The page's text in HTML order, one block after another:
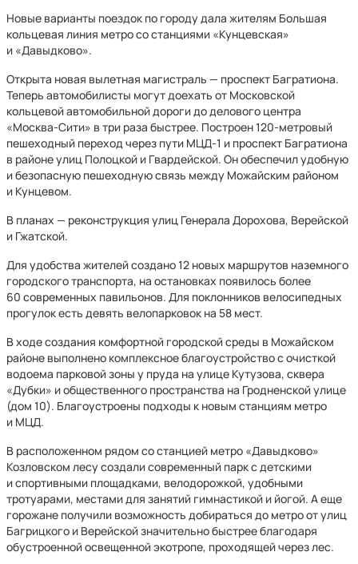
Новые варианты поездок по городу дала жителям Большая
кольцевая линия метро со станциями «Кунцевская»
и «Давыдково».
Открыта новая вылетная магистраль — проспект Багратиона.
Теперь автомобилисты могут доехать от Московской
кольцевой автомобильной дороги до делового центра
«Москва-Сити» в три раза быстрее. Построен 120-метровый
пешеходный переходчерез пути МЦД-1 и проспект Багратиона
в районе улиц Полоцкой и Гвардейской. Он обеспечил удобную
и безопасную пешеходную связь между Можайским районом
и Кунцевом.
В планах — реконструкция улиц Генерала Дорохова, Верейской
и Гжатской.
Для удобства жителей создано 12 новых маршрутов наземного
городского транспорта, на остановках появилось более
60 современных павильонов. Для поклонников велосипедных
прогулок есть девять велопарковок на 58 мест.
В ходе создания комфортной городской среды в Можайском
районе выполнено комплексное благоустройство с очисткой
водоема парковой зоны у пруда на улице Кутузова, сквера
«Дубки» и общественного пространства на Гродненской улице
(дом 10). Благоустроены подходы к новым станциям метро
и МЦД.
В расположенном рядом со станцией метро «Давыдково»
Козловском лесу создали современный парк с детскими
и спортивными площадками, велодорожкой, удобными
тротуарами, местами для занятий гимнастикой и йогой. А еще
горожане получили возможность добираться до метро от улиц
Багрицкого и Верейской значительно быстрее благодаря
обустроенной освещенной экотропе, проходящей через лес.